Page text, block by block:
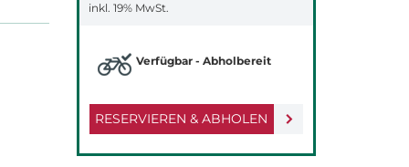
inkl. 19% MwSt.
RESERVIEREN & ABHOLEN
Verfügbar - Abholbereit